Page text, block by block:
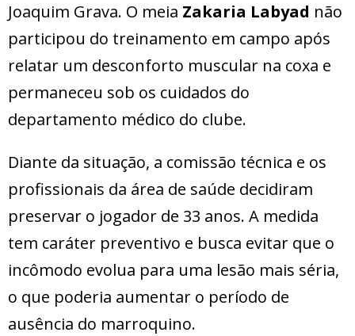
Joaquim Grava. O meia Zakaria Labyad não
participou do treinamento em campo após
relatar um desconforto muscular na coxa e
permaneceu sob os cuidados do
departamento médico do clube.
Diante da situação, a comissão técnica e os
profissionais da área de saúde decidiram
preservar o jogador de 33 anos. A medida
tem caráter preventivo e busca evitar que o
incômodo evolua para uma lesão mais séria,
o que poderia aumentar o período de
ausência do marroquino.